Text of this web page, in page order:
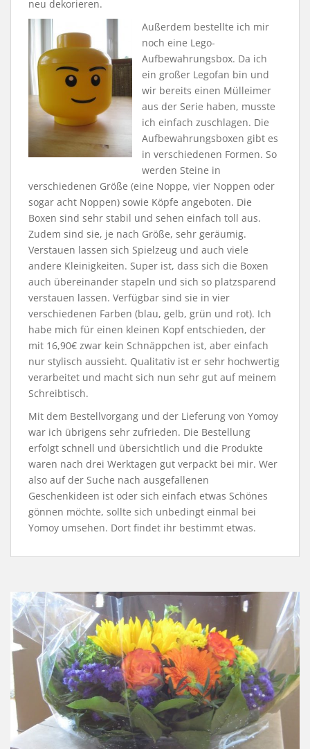
neu dekorieren.
Außerdem bestellte ich mir
noch eine Lego-
Aufbewahrungsbox. Da ich
ein großer Legofan bin und
wir bereits einen Mülleimer
aus der Serie haben, musste
ich einfach zuschlagen. Die
Aufbewahrungsboxen gibt es
in verschiedenen Formen. So
werden Steine in
verschiedenen Größe (eine Noppe, vier Noppen oder
sogar acht Noppen) sowie Köpfe angeboten. Die
Boxen sind sehr stabil und sehen einfach toll aus.
Zudem sind sie, je nach Größe, sehr geräumig.
Verstauen lassen sich Spielzeug und auch viele
andere Kleinigkeiten. Super ist, dass sich die Boxen
auch übereinander stapeln und sich so platzsparend
verstauen lassen. Verfügbar sind sie in vier
verschiedenen Farben (blau, gelb, grün und rot). Ich
habe mich für einen kleinen Kopf entschieden, der
mit 16,90€ zwar kein Schnäppchen ist, aber einfach
nur stylisch aussieht. Qualitativ ist er sehr hochwertig
verarbeitet und macht sich nun sehr gut auf meinem
Schreibtisch.
Mit dem Bestellvorgang und der Lieferung von Yomoy
war ich übrigens sehr zufrieden. Die Bestellung
erfolgt schnell und übersichtlich und die Produkte
waren nach drei Werktagen gut verpackt bei mir. Wer
also auf der Suche nach ausgefallenen
Geschenkideen ist oder sich einfach etwas Schönes
gönnen möchte, sollte sich unbedingt einmal bei
Yomoy umsehen. Dort findet ihr bestimmt etwas.